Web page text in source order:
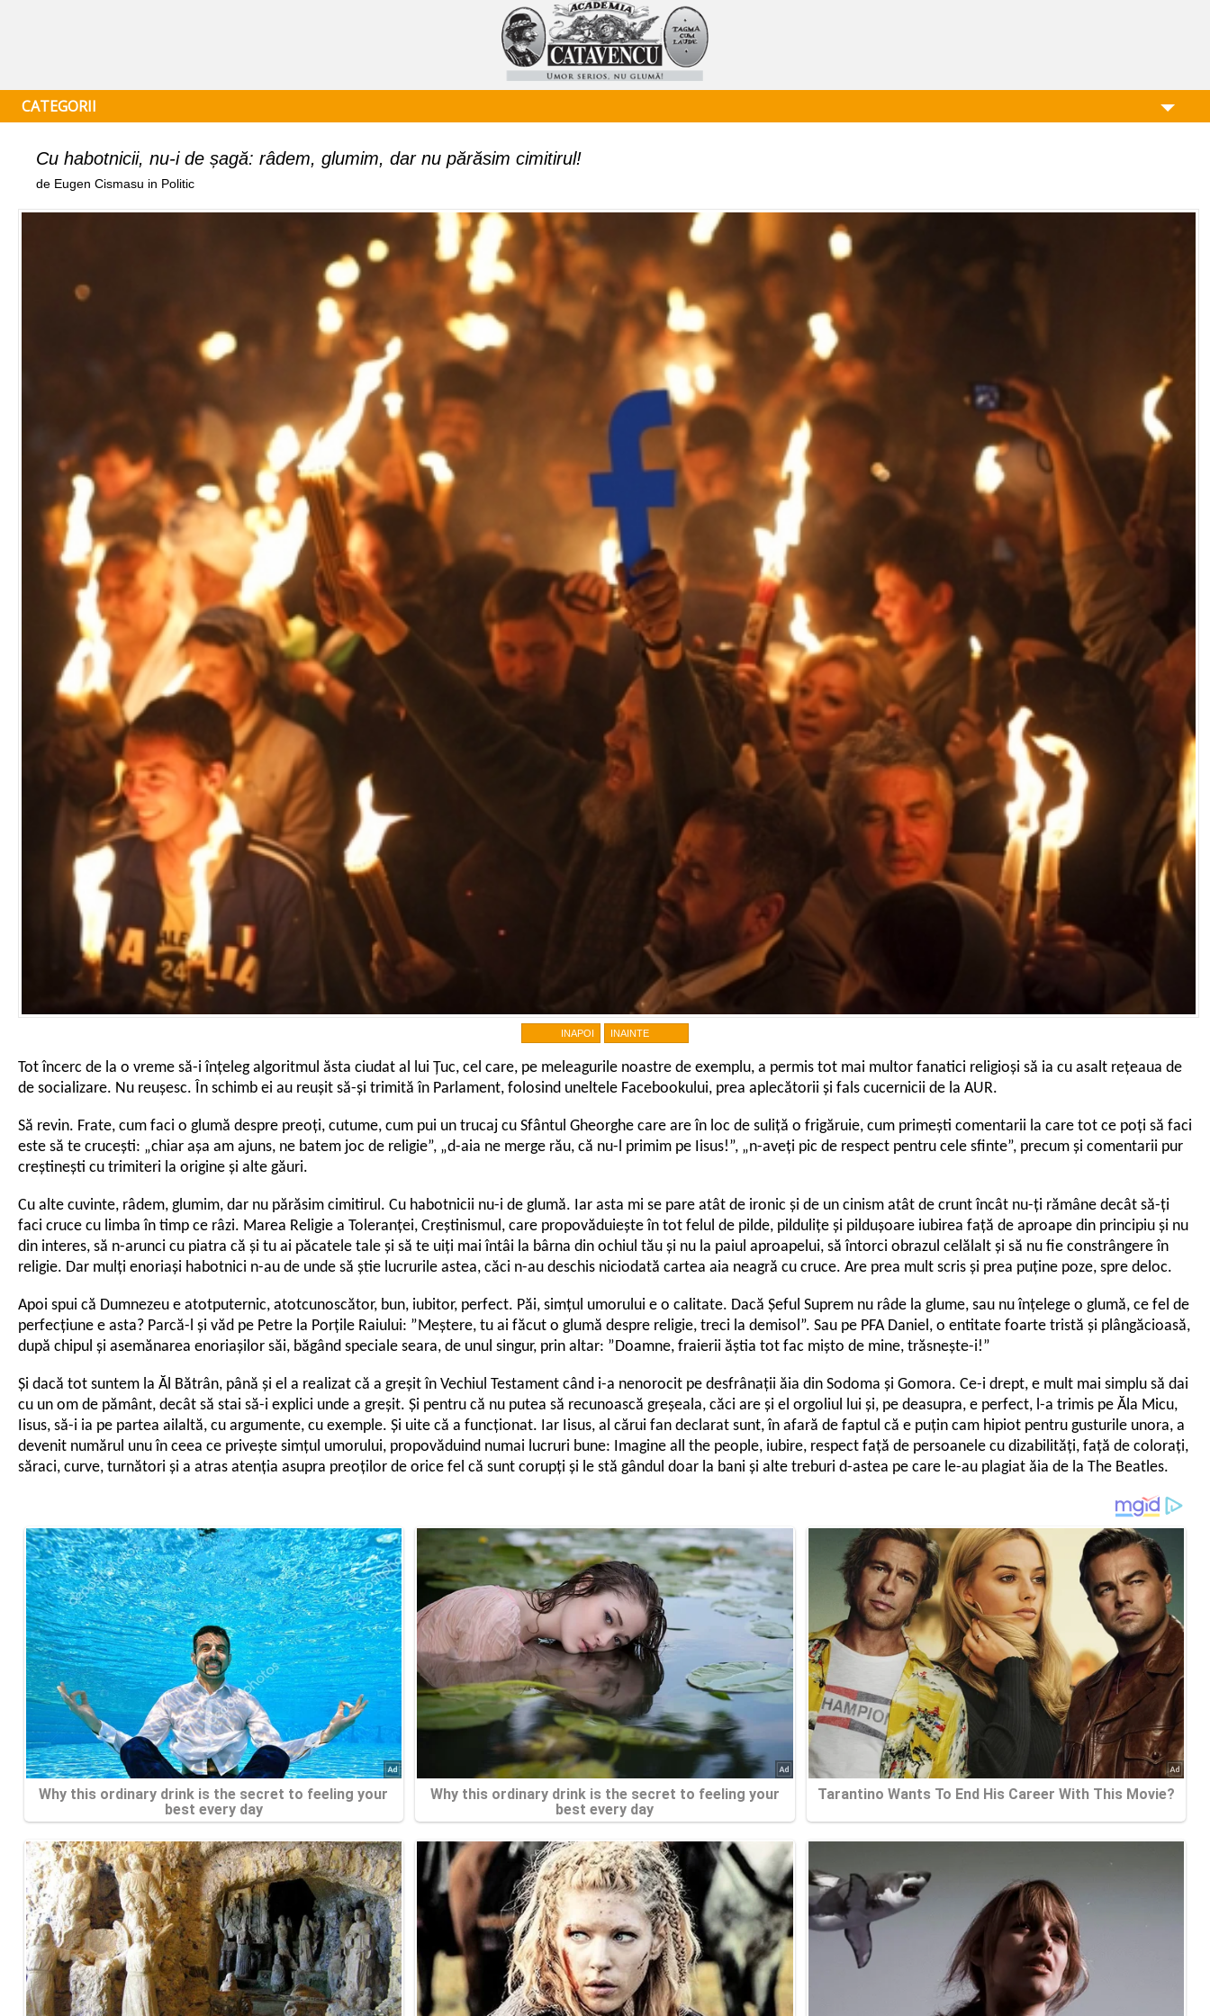
CATEGORII
Cu habotnicii, nu-i de șagă: râdem, glumim, dar nu părăsim cimitirul!
de Eugen Cismasu in Politic
INAPOI INAINTE
Tot încerc de la o vreme să-i înțeleg algoritmul ăsta ciudat al lui Țuc, cel care, pe meleagurile noastre de exemplu, a permis tot mai multor fanatici religioși să ia cu asalt rețeaua de
de socializare. Nu reușesc. În schimb ei au reușit să-și trimită în Parlament, folosind uneltele Facebookului, prea aplecătorii și fals cucernicii de la AUR.
Să revin. Frate, cum faci o glumă despre preoți, cutume, cum pui un trucaj cu Sfântul Gheorghe care are în loc de suliță o frigăruie, cum primești comentarii la care tot ce poți să faci
este să te crucești: „chiar așa am ajuns, ne batem joc de religie”, „d-aia ne merge rău, că nu-l primim pe Iisus!”, „n-aveți pic de respect pentru cele sfinte”, precum și comentarii pur
creștinești cu trimiteri la origine și alte găuri.
Cu alte cuvinte, râdem, glumim, dar nu părăsim cimitirul. Cu habotnicii nu-i de glumă. Iar asta mi se pare atât de ironic și de un cinism atât de crunt încât nu-ți rămâne decât să-ți
faci cruce cu limba în timp ce râzi. Marea Religie a Toleranței, Creștinismul, care propovăduiește în tot felul de pilde, pildulițe și pildușoare iubirea față de aproape din principiu și nu
din interes, să n-arunci cu piatra că și tu ai păcatele tale și să te uiți mai întâi la bârna din ochiul tău și nu la paiul aproapelui, să întorci obrazul celălalt și să nu fie constrângere în
religie. Dar mulți enoriași habotnici n-au de unde să știe lucrurile astea, căci n-au deschis niciodată cartea aia neagră cu cruce. Are prea mult scris și prea puține poze, spre deloc.
Apoi spui că Dumnezeu e atotputernic, atotcunoscător, bun, iubitor, perfect. Păi, simțul umorului e o calitate. Dacă Șeful Suprem nu râde la glume, sau nu înțelege o glumă, ce fel de
perfecțiune e asta? Parcă-l și văd pe Petre la Porțile Raiului: ”Meștere, tu ai făcut o glumă despre religie, treci la demisol”. Sau pe PFA Daniel, o entitate foarte tristă și plângăcioasă,
după chipul și asemănarea enoriașilor săi, băgând speciale seara, de unul singur, prin altar: ”Doamne, fraierii ăștia tot fac mișto de mine, trăsnește-i!”
Și dacă tot suntem la Ăl Bătrân, până și el a realizat că a greșit în Vechiul Testament când i-a nenorocit pe desfrânații ăia din Sodoma și Gomora. Ce-i drept, e mult mai simplu să dai
cu un om de pământ, decât să stai să-i explici unde a greșit. Și pentru că nu putea să recunoască greșeala, căci are și el orgoliul lui și, pe deasupra, e perfect, l-a trimis pe Ăla Micu,
Iisus, să-i ia pe partea ailaltă, cu argumente, cu exemple. Și uite că a funcționat. Iar Iisus, al cărui fan declarat sunt, în afară de faptul că e puțin cam hipiot pentru gusturile unora, a
devenit numărul unu în ceea ce privește simțul umorului, propovăduind numai lucruri bune: Imagine all the people, iubire, respect față de persoanele cu dizabilități, față de colorați,
săraci, curve, turnători și a atras atenția asupra preoților de orice fel că sunt corupți și le stă gândul doar la bani și alte treburi d-astea pe care le-au plagiat ăia de la The Beatles.